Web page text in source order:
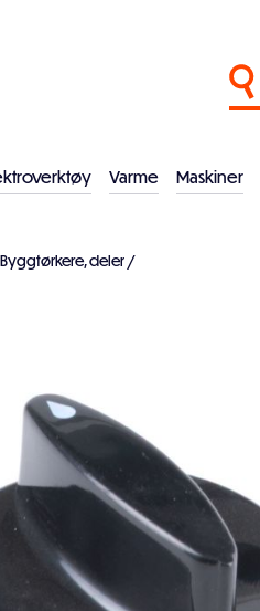
Varme Maskiner
Byggtørkere, deler /